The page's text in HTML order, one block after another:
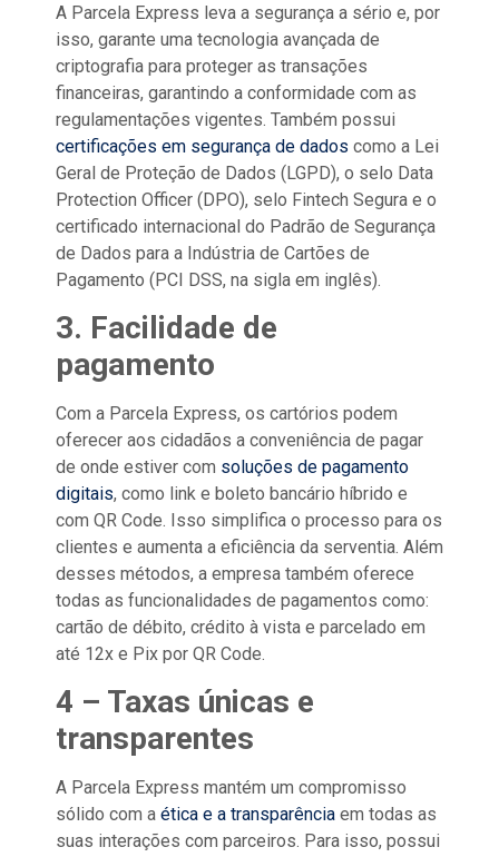
A Parcela Express leva a segurança a sério e, por
isso, garante uma tecnologia avançada de
criptografia para proteger as transações
financeiras, garantindo a conformidade com as
regulamentações vigentes. Também possui
certificações em segurança de dados como a Lei
Geral de Proteção de Dados (LGPD), o selo Data
Protection Officer (DPO), selo Fintech Segura e o
certificado internacional do Padrão de Segurança
de Dados para a Indústria de Cartões de
Pagamento (PCI DSS, na sigla em inglês).
3. Facilidade de
pagamento
Com a Parcela Express, os cartórios podem
oferecer aos cidadãos a conveniência de pagar
de onde estiver com soluções de pagamento
digitais, como link e boleto bancário híbrido e
com QR Code. Isso simplifica o processo para os
clientes e aumenta a eficiência da serventia. Além
desses métodos, a empresa também oferece
todas as funcionalidades de pagamentos como:
cartão de débito, crédito à vista e parcelado em
até 12x e Pix por QR Code.
4 – Taxas únicas e
transparentes
A Parcela Express mantém um compromisso
sólido com a ética e a transparência em todas as
suas interações com parceiros. Para isso, possui